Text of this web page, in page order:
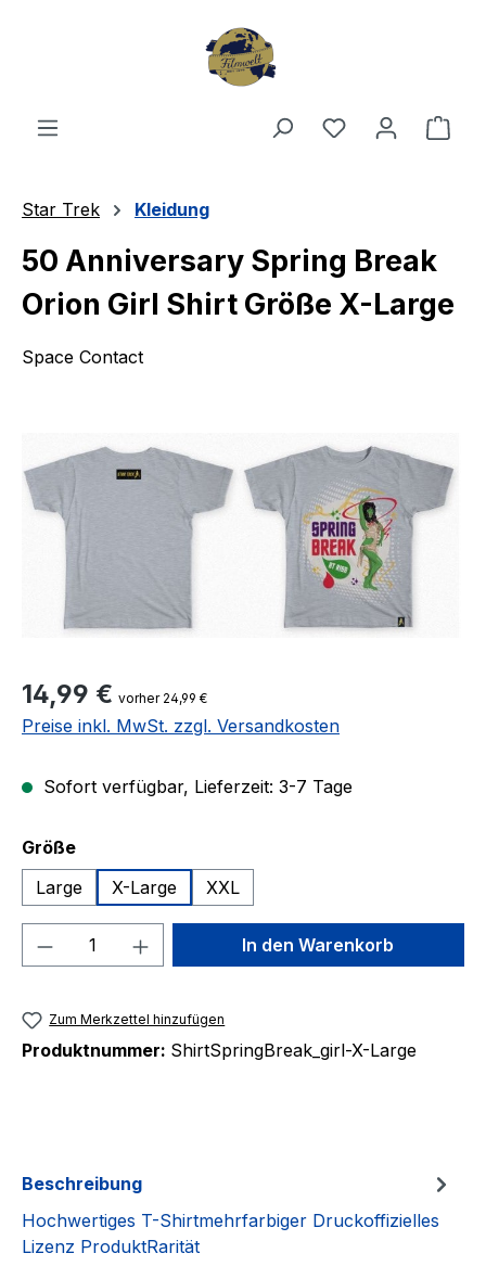
Du hast 0
Star Trek Kleidung
50 Anniversary Spring Break
Orion Girl Shirt Größe X-Large
Space Contact
Regulärer Preis:
14,99 € vorher 24,99 €
Preise inkl. MwSt. zzgl. Versandkosten
Sofort verfügbar, Lieferzeit: 3-7 Tage
Größeauswählen
Large
X-Large XXL
Produkt Anzahl: Gib denIn den Warenkorb
Zum Merkzettel hinzufügen
Produktnummer: ShirtSpringBreak_girl-X-Large
Beschreibung
Hochwertiges T-Shirtmehrfarbiger Druckoffizielles
Lizenz ProduktRarität